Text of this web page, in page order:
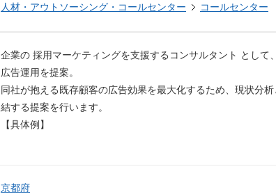
人材・アウトソーシング・コールセンター コールセンター
企業の 採用マーケティングを支援するコンサルタント として
広告運用を提案。
同社が抱える既存顧客の広告効果を最大化するため、現状分
結する提案を行います。
【具体例】
京都府